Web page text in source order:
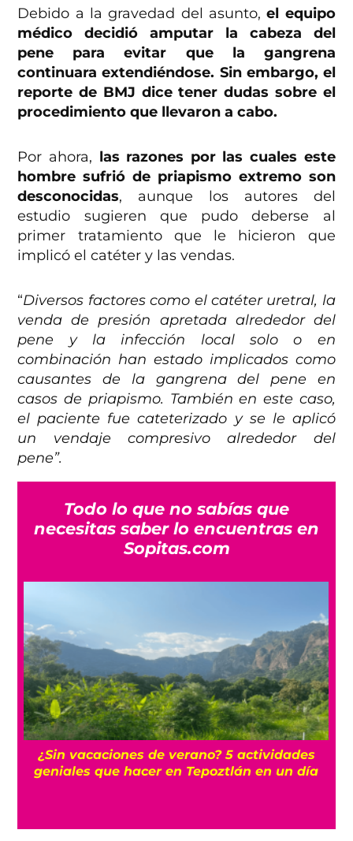
Debido a la gravedad del asunto,el equipo
médico decidió amputar la cabeza del
pene para evitar que la gangrena
continuara extendiéndose. Sin embargo, el
reporte de BMJ dice tener dudas sobre el
procedimiento que llevaron a cabo.
Por ahora, las razones por las cuales este
hombre sufrió de priapismo extremo son
desconocidas, aunque los autores del
estudio sugieren que pudo deberse al
primer tratamiento que le hicieron que
implicó el catéter y las vendas.
“Diversos factores como el catéter uretral, la
venda de presión apretada alrededor del
pene y la infección local solo o en
combinación han estado implicados como
causantes de la gangrena del pene en
casos de priapismo. También en este caso,
el paciente fue cateterizado y se le aplicó
un vendaje compresivo alrededor del
pene”.
Todo lo que no sabías que
necesitas saber lo encuentras en
Sopitas.com
¿Sin vacaciones de verano? 5 actividades
geniales que hacer en Tepoztlán en un día